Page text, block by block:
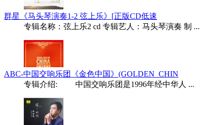
群星《马头琴演奏1-2 弦上乐》[正版CD低速
专辑名称：弦上乐2 cd 专辑艺人：马头琴演奏 制 ...
ABC-中国交响乐团《金色中国》(GOLDEN_CHIN
专辑介绍: 中国交响乐团是1996年经中华人 ...